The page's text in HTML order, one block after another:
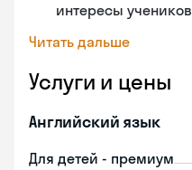
интересы учеников
Читать дальше
Услуги и цены
Английский язык
Для детей - премиум